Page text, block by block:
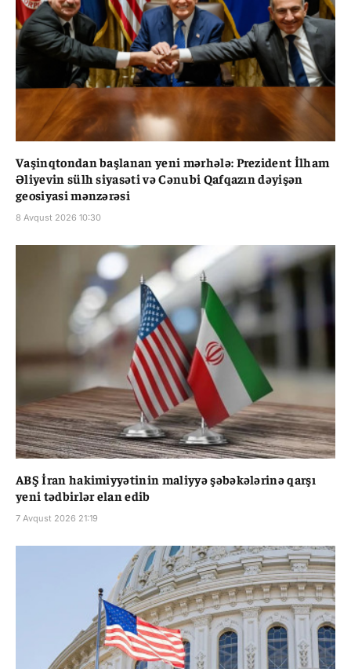
Vaşinqtondan başlanan yeni mərhələ: Prezident İlham
Əliyevin sülh siyasəti və Cənubi Qafqazın dəyişən
geosiyasi mənzərəsi
8 Avqust 2026 10:30
ABŞ İran hakimiyyətinin maliyyə şəbəkələrinə qarşı
yeni tədbirlər elan edib
7 Avqust 2026 21:19